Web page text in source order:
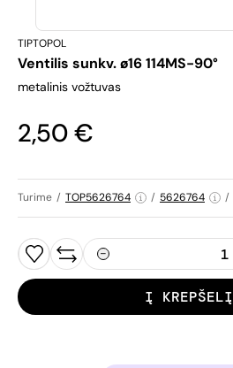
TIPTOPOL
Ventilis sunkv. ø16 114MS-90°
metalinis vožtuvas
2,50 €
Turime / TOP5626764 / 5626764 /
Į KREPŠELĮ